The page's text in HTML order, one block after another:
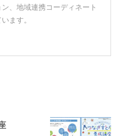
、地域連携コーディネート
ます。